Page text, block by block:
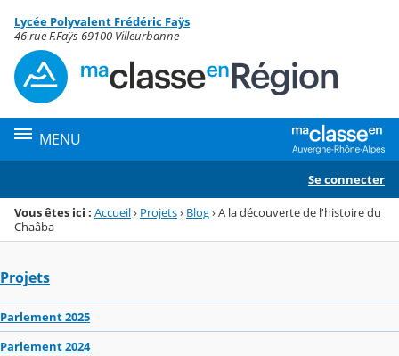
Menu de la rubrique
Contenu
Lycée Polyvalent Frédéric Faÿs
46 rue F.Faÿs 69100 Villeurbanne
MENU
Se connecter
Vous êtes ici : Accueil› Projets› Blog›A la découverte de l'histoire du
Chaâba
Projets
Parlement 2025
Parlement 2024